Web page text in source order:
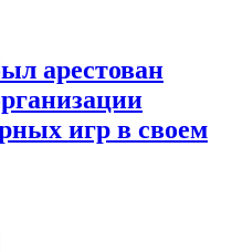
арестован
игр в своем